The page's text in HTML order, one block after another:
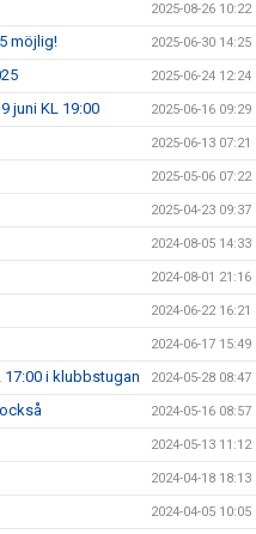
2025-08-26 10:22
möjlig! 2025-06-30 14:25
2025-06-24 12:24
juni KL 19:00 2025-06-16 09:29
2025-06-13 07:21
2025-05-06 07:22
2025-04-23 09:37
2024-08-05 14:33
2024-08-01 21:16
2024-06-22 16:21
2024-06-17 15:49
17:00 i klubbstugan 2024-05-28 08:47
2024-05-16 08:57
2024-05-13 11:12
2024-04-18 18:13
2024-04-05 10:05